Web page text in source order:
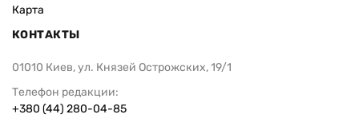
Карта
КОНТАКТЫ
01010 Киев, ул. Князей Острожских, 19/1
Телефон редакции:
+380 (44) 280-04-85